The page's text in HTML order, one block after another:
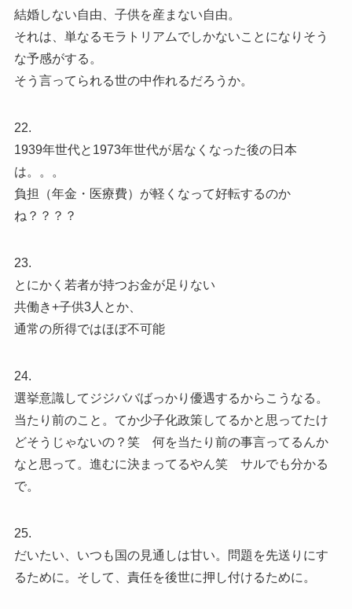
結婚しない自由、子供を産まない自由。
それは、単なるモラトリアムでしかないことになりそう
な予感がする。
そう言ってられる世の中作れるだろうか。
22.
1939年世代と1973年世代が居なくなった後の日本
は。。。
負担（年金・医療費）が軽くなって好転するのか
ね？？？？
23.
とにかく若者が持つお金が足りない
共働き+子供3人とか、
通常の所得ではほぼ不可能
24.
選挙意識してジジババばっかり優遇するからこうなる。
当たり前のこと。てか少子化政策してるかと思ってたけ
どそうじゃないの？笑 何を当たり前の事言ってるんか
なと思って。進むに決まってるやん笑 サルでも分かる
で。
25.
だいたい、いつも国の見通しは甘い。問題を先送りにす
るために。そして、責任を後世に押し付けるために。